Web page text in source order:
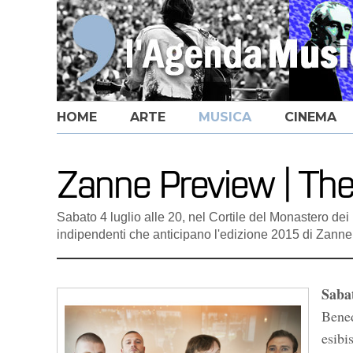
HOME ARTE MUSICA CINEMA
Zanne Preview |
Sabato 4 luglio alle 20, nel Cortile del Monastero
indipendenti che anticipano l'edizione 2015 di